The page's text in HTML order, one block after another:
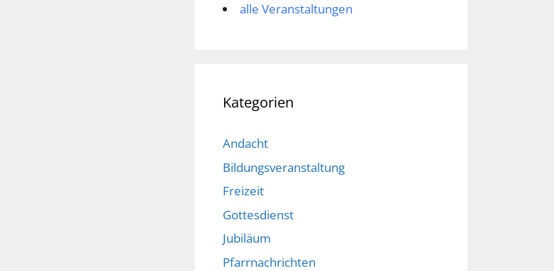
alle Veranstaltungen
Kategorien
Andacht
Bildungsveranstaltung
Freizeit
Gottesdienst
Jubiläum
Pfarrnachrichten